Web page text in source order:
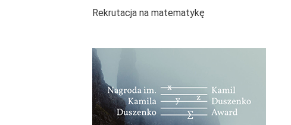
Rekrutacja na matematykę